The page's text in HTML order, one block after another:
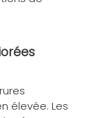
élevée. Les